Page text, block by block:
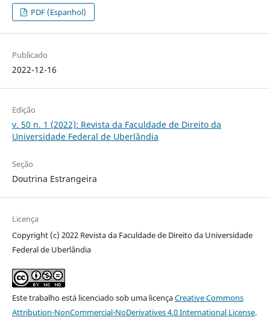
PDF (Espanhol)
Publicado
2022-12-16
Edição
v. 50 n. 1 (2022): Revista da Faculdade de Direito da
Universidade Federal de Uberlândia
Seção
Doutrina Estrangeira
Licença
Copyright (c) 2022 Revista da Faculdade de Direito da Universidade
Federal de Uberlândia
Este trabalho está licenciado sob uma licençaCreative Commons
Attribution-NonCommercial-NoDerivatives 4.0 International License.